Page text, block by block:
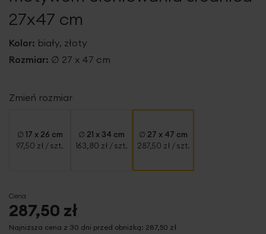
27x47 cm
Kolor: biały, złoty
Rozmiar: ∅ 27 x 47 cm
Zmień rozmiar
∅ 17 x 26 cm
97,50 zł / szt.
∅ 21 x 34 cm
163,80 zł / szt.
∅ 27 x 47 cm
287,50 zł / szt.
Cena
287,50 zł
Najniższa cena z 30 dni przed obniżką: 287,50 zł